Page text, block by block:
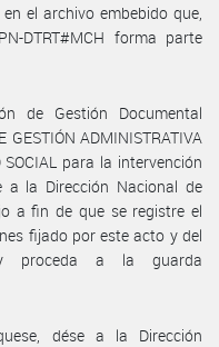
el archivo embebido que,
DTRT#MCH forma parte
de Gestión Documental
GESTIÓN ADMINISTRATIVA
SOCIAL para la intervención
a la Dirección Nacional de
a fin de que se registre el
fijado por este acto y del
y proceda a la guarda
dése a la Dirección